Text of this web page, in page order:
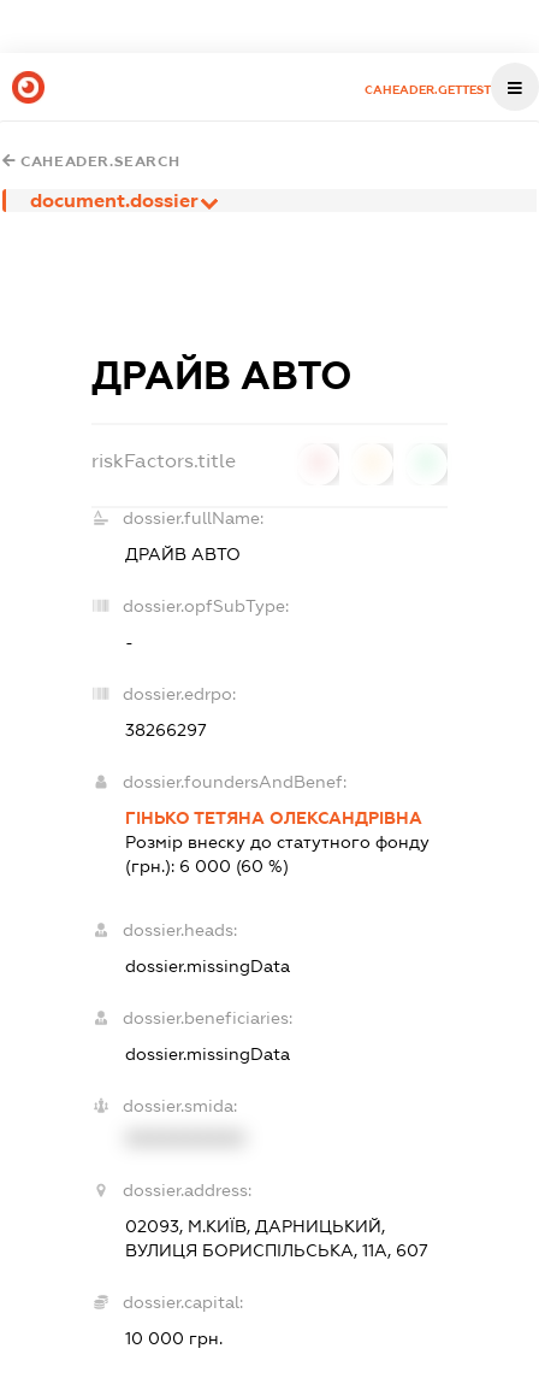
CAHEADER.GETTEST
CAHEADER.SEARCH
document.dossier
ДРАЙВ АВТО
riskFactors.title
dossier.fullName:
ДРАЙВ АВТО
dossier.opfSubType:
-
dossier.edrpo:
38266297
dossier.foundersAndBenef:
ГІНЬКО ТЕТЯНА ОЛЕКСАНДРІВНА
Розмір внеску до статутного фонду
(грн.): 6 000 (60 %)
dossier.heads:
dossier.missingData
dossier.beneficiaries:
dossier.missingData
dossier.smida:
dossier.address:
02093, М.КИЇВ, ДАРНИЦЬКИЙ,
ВУЛИЦЯ БОРИСПІЛЬСЬКА, 11А, 607
dossier.capital:
10 000 грн.